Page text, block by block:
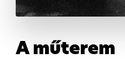
A műterem